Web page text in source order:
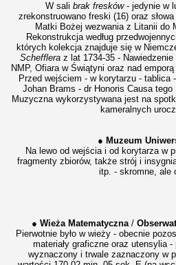
W sali brak fresków- jedynie w
zrekonstruowano freski (16) oraz
Matki Bożej wezwania z Litanii do
Rekonstrukcja według
których kolekcja znajduje się w
Schefflera z lat 1734-35 -
NMP, Ofiara w Świątyni oraz nad
Przed wejściem - w korytarzu - tablica
Johan Brams - dr Honoris Causa
Muzyczna wykorzystywana jest na
kameralnych
● Muzeum
Na lewo od wejścia i od korytarza w
fragmenty zbiorów, także strój i
itp. - skromne, ale
● Wieża Matematyczna/
Pierwotnie było w wieży - obecnie
materiały graficzne oraz utensylia
wyznaczony i trwale zaznaczony w